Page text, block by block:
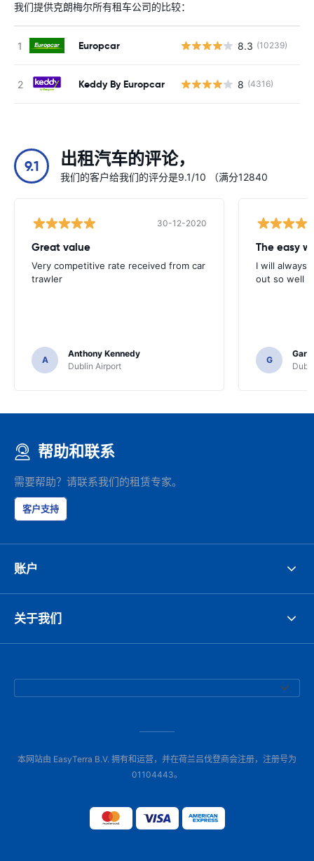
我们提供克朗梅尔所有租车公司的比较：
Europcar 8.3 (10239)
Keddy By Europcar 8 (4316)
9.1 出租汽车的评论，
我们的客户给我们的评分是9.1/10 （满分12840
30-12-2020
Great value
Very competitive rate received from car
trawler
A
Anthony Kennedy
Dublin Airport
I will always
out so well
G
Gary
帮助和联系
需要帮助？请联系我们的租赁专家。
客户支持
账户
关于我们
本网站由 EasyTerra B.V. 拥有和运营，并在荷兰吕伐登商会注册，注册号为
01104443。